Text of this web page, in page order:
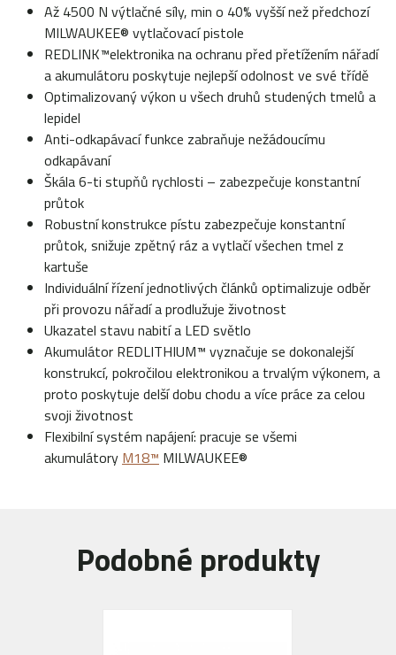
Až 4500 N výtlačné síly, min o 40% vyšší než předchozí
MILWAUKEE® vytlačovací pistole
REDLINK™elektronika na ochranu před přetížením nářadí
a akumulátoru poskytuje nejlepší odolnost ve své třídě
Optimalizovaný výkon u všech druhů studených tmelů a
lepidel
Anti-odkapávací funkce zabraňuje nežádoucímu
odkapávaní
Škála 6-ti stupňů rychlosti – zabezpečuje konstantní
průtok
Robustní konstrukce pístu zabezpečuje konstantní
průtok, snižuje zpětný ráz a vytlačí všechen tmel z
kartuše
Individuální řízení jednotlivých článků optimalizuje odběr
při provozu nářadí a prodlužuje životnost
Ukazatel stavu nabití a LED světlo
Akumulátor REDLITHIUM™ vyznačuje se dokonalejší
konstrukcí, pokročilou elektronikou a trvalým výkonem, a
proto poskytuje delší dobu chodu a více práce za celou
svoji životnost
Flexibilní systém napájení: pracuje se všemi
akumulátory M18™ MILWAUKEE®
Podobné produkty